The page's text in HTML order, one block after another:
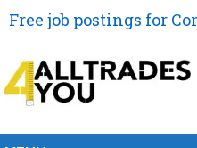
Free job postings for